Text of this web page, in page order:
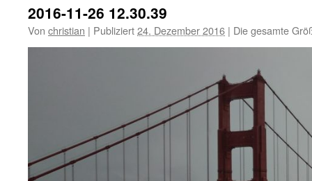
2016-11-26 12.30.39
Von christian | Publiziert24. Dezember 2016 | Die gesamte